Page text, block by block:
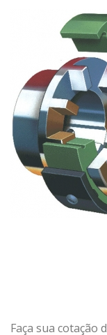
Faça sua cotação